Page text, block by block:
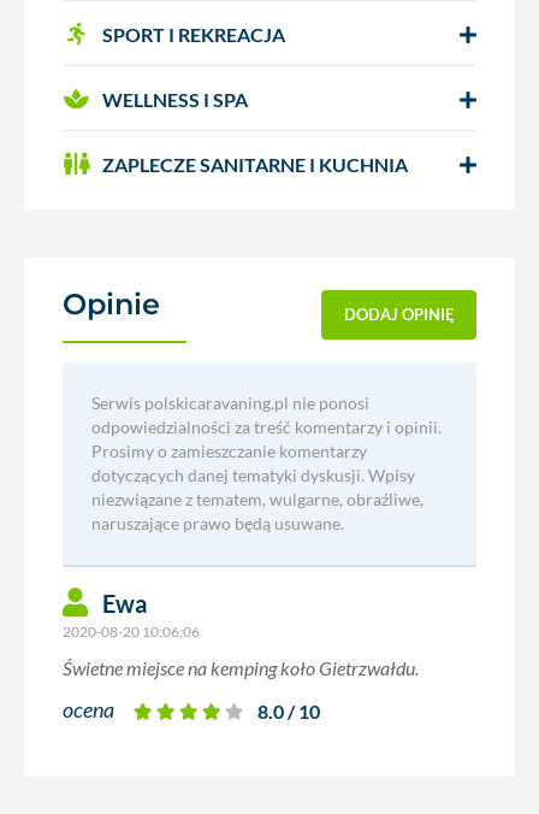
SPORT I REKREACJA
WELLNESS I SPA
ZAPLECZE SANITARNE I KUCHNIA
Opinie DODAJ OPINIĘ
Serwis polskicaravaning.pl nie ponosi
odpowiedzialności za treść komentarzy i opinii.
Prosimy o zamieszczanie komentarzy
dotyczących danej tematyki dyskusji. Wpisy
niezwiązane z tematem, wulgarne, obraźliwe,
naruszające prawo będą usuwane.
Ewa
2020-08-20 10:06:06
Świetne miejsce na kemping koło Gietrzwałdu.
ocena 8.0 / 10